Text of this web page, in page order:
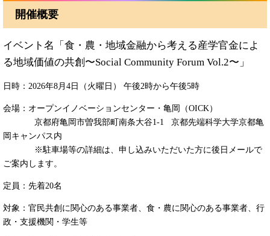
開催概要
イベント名「食・農・地域金融から考える産学官金によ
る地域価値の共創〜Social Community Forum Vol.2〜」
日時：2026年8月4日（火曜日） 午後2時から午後5時
会場：オープンイノベーションセンター・亀岡（OICK）
京都府亀岡市曽我部町南条大谷1-1 京都先端科学大学京都亀
岡キャンパス内
※駐車場等の詳細は、申し込みいただいた方に後日メールで
ご案内します。
定員：先着20名
対象：官民共創に関心のある事業者、食・農に関心のある事業者、行
政・支援機関・学生等